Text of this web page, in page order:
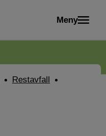
Meny
Restavfall